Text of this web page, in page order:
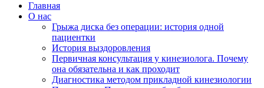
Главная
О нас
Грыжа диска без операции: история одной
пациентки
История выздоровления
Первичная консультация у кинезиолога. Почему
она обязательна и как проходит
Диагностика методом прикладной кинезиологии